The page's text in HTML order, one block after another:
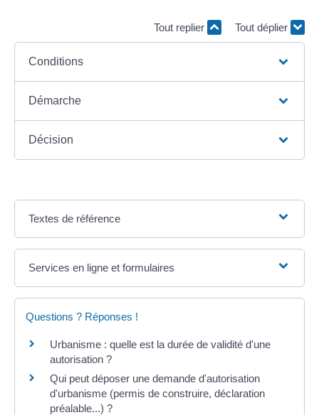
Tout replier Tout déplier
Conditions
Démarche
Décision
Textes de référence
Services en ligne et formulaires
Questions ? Réponses !
Urbanisme : quelle est la durée de validité d'une
autorisation ?
Qui peut déposer une demande d'autorisation
d'urbanisme (permis de construire, déclaration
préalable...) ?